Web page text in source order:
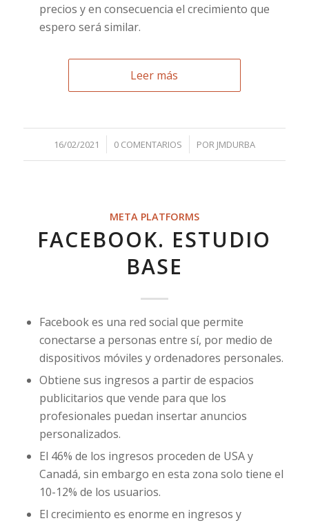
precios y en consecuencia el crecimiento que
espero será similar.
Leer más
16/02/2021
/ 0 COMENTARIOS
/ POR JMDURBA
META PLATFORMS
FACEBOOK. ESTUDIO
BASE
Facebook es una red social que permite
conectarse a personas entre sí, por medio de
dispositivos móviles y ordenadores personales.
Obtiene sus ingresos a partir de espacios
publicitarios que vende para que los
profesionales puedan insertar anuncios
personalizados.
El 46% de los ingresos proceden de USA y
Canadá, sin embargo en esta zona solo tiene el
10-12% de los usuarios.
El crecimiento es enorme en ingresos y